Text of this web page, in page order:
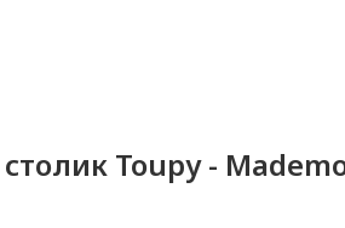
Toupy -